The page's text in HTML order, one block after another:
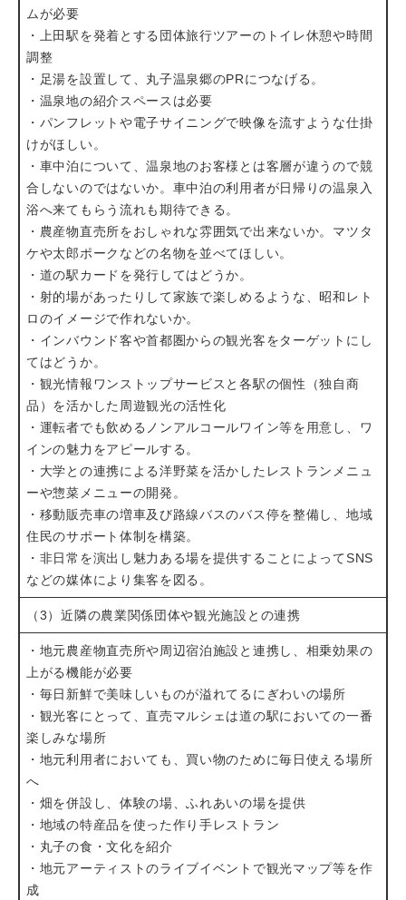
ムが必要
・上田駅を発着とする団体旅行ツアーのトイレ休憩や時間
調整
・足湯を設置して、丸子温泉郷のPRにつなげる。
・温泉地の紹介スペースは必要
・パンフレットや電子サイニングで映像を流すような仕掛
けがほしい。
・車中泊について、温泉地のお客様とは客層が違うので競
合しないのではないか。車中泊の利用者が日帰りの温泉入
浴へ来てもらう流れも期待できる。
・農産物直売所をおしゃれな雰囲気で出来ないか。マツタ
ケや太郎ポークなどの名物を並べてほしい。
・道の駅カードを発行してはどうか。
・射的場があったりして家族で楽しめるような、昭和レト
ロのイメージで作れないか。
・インバウンド客や首都圏からの観光客をターゲットにし
てはどうか。
・観光情報ワンストップサービスと各駅の個性（独自商
品）を活かした周遊観光の活性化
・運転者でも飲めるノンアルコールワイン等を用意し、ワ
インの魅力をアピールする。
・大学との連携による洋野菜を活かしたレストランメニュ
ーや惣菜メニューの開発。
・移動販売車の増車及び路線バスのバス停を整備し、地域
住民のサポート体制を構築。
・非日常を演出し魅力ある場を提供することによってSNS
などの媒体により集客を図る。
（3）近隣の農業関係団体や観光施設との連携
・地元農産物直売所や周辺宿泊施設と連携し、相乗効果の
上がる機能が必要
・毎日新鮮で美味しいものが溢れてるにぎわいの場所
・観光客にとって、直売マルシェは道の駅においての一番
楽しみな場所
・地元利用者においても、買い物のために毎日使える場所
へ
・畑を併設し、体験の場、ふれあいの場を提供
・地域の特産品を使った作り手レストラン
・丸子の食・文化を紹介
・地元アーティストのライブイベントで観光マップ等を作
成